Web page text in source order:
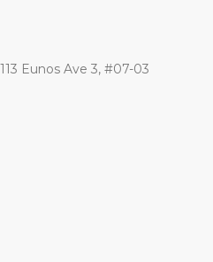
113 Eunos Ave 3, #07-03